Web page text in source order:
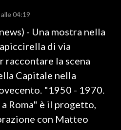
04:19
- Una mostra nella
di via
raccontare la scena
Capitale nella
"1950 - 1970.
Roma" è il progetto,
con Matteo